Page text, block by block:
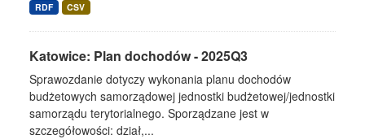
RDF CSV
Katowice: Plan dochodów - 2025Q3
Sprawozdanie dotyczy wykonania planu dochodów
budżetowych samorządowej jednostki budżetowej/jednostki
samorządu terytorialnego. Sporządzane jest w
szczegółowości: dział,...